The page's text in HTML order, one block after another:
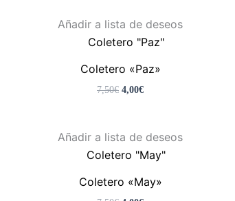
Añadir a lista de deseos
Coletero «Paz»
7,50€
El
original
7,50€.
4,00€
El
actual
4,00€.
Añadir a lista de deseos
Coletero «May»
El
original
7,50€.
El
actual
4,00€.